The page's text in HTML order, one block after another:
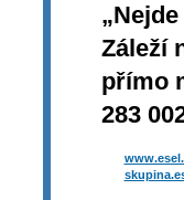
Záleží
přímo
283